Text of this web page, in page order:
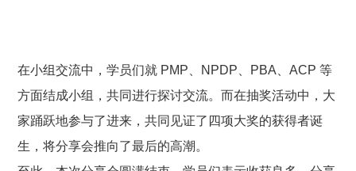
在小组交流中，学员们就 PMP、NPDP、PBA、ACP 等
方面结成小组，共同进行探讨交流。而在抽奖活动中，大
家踊跃地参与了进来，共同见证了四项大奖的获得者诞
生，将分享会推向了最后的高潮。